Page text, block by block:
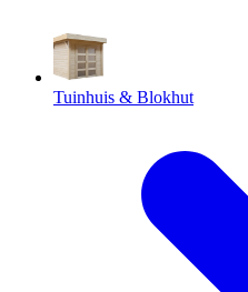
Tuinhuis & Blokhut